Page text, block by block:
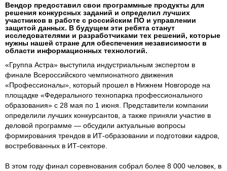
Вендор предоставил свои программные продукты для
решения конкурсных заданий и определил лучших
участников в работе с российским ПО и управлении
защитой данных. В будущем эти ребята станут
исследователями и разработчиками тех решений, которые
нужны нашей стране для обеспечения независимости в
области информационных технологий.
«Группа Астра» выступила индустриальным экспертом в
финале Всероссийского чемпионатного движения
«Профессионалы», который прошел в Нижнем Новгороде на
площадке «Федерального технопарка профессионального
образования» с 28 мая по 1 июня. Представители компании
определили лучших конкурсантов, а также приняли участие в
деловой программе — обсудили актуальные вопросы
формирования трендов в ИТ-образовании и подготовки кадров,
востребованных в ИТ-секторе.
В этом году финал соревнования собрал более 8 000 человек, в